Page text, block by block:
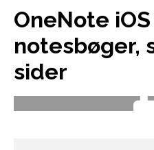
OneNote
notesbøger,
sider